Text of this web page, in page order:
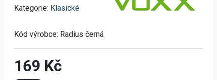
Kategorie: Klasické
Kód výrobce: Radius černá
169 Kč